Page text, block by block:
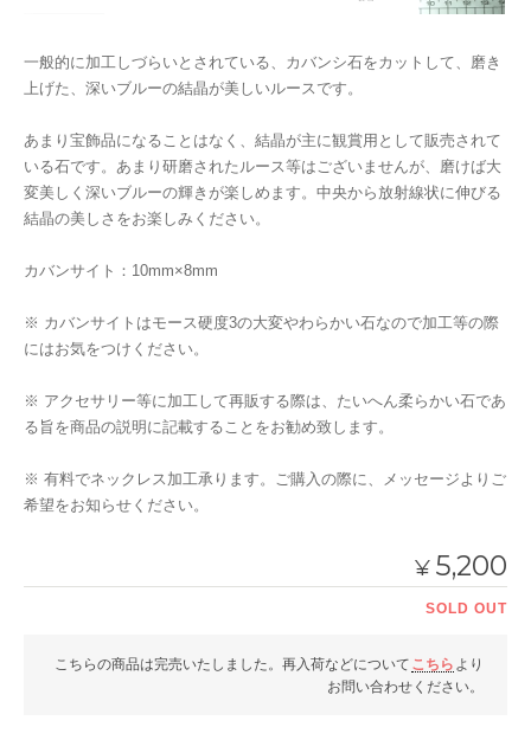
一般的に加工しづらいとされている、カバンシ石をカットして、磨き
上げた、深いブルーの結晶が美しいルースです。
あまり宝飾品になることはなく、結晶が主に観賞用として販売されて
いる石です。あまり研磨されたルース等はございませんが、磨けば大
変美しく深いブルーの輝きが楽しめます。中央から放射線状に伸びる
結晶の美しさをお楽しみください。
カバンサイト：10mm×8mm
※ カバンサイトはモース硬度3の大変やわらかい石なので加工等の際
にはお気をつけください。
※ アクセサリー等に加工して再販する際は、たいへん柔らかい石であ
る旨を商品の説明に記載することをお勧め致します。
※ 有料でネックレス加工承ります。ご購入の際に、メッセージよりご
希望をお知らせください。
¥ 5,200
SOLD OUT
こちらの商品は完売いたしました。再入荷などについて こちら より
お問い合わせください。